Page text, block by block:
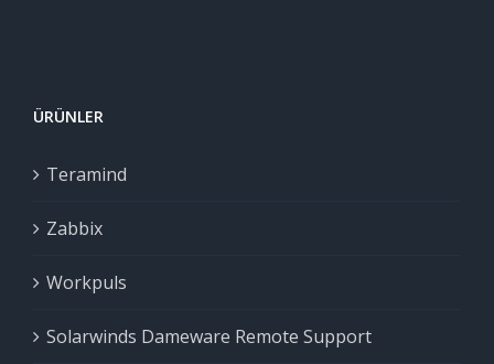
ÜRÜNLER
Teramind
Zabbix
Workpuls
Solarwinds Dameware Remote Support